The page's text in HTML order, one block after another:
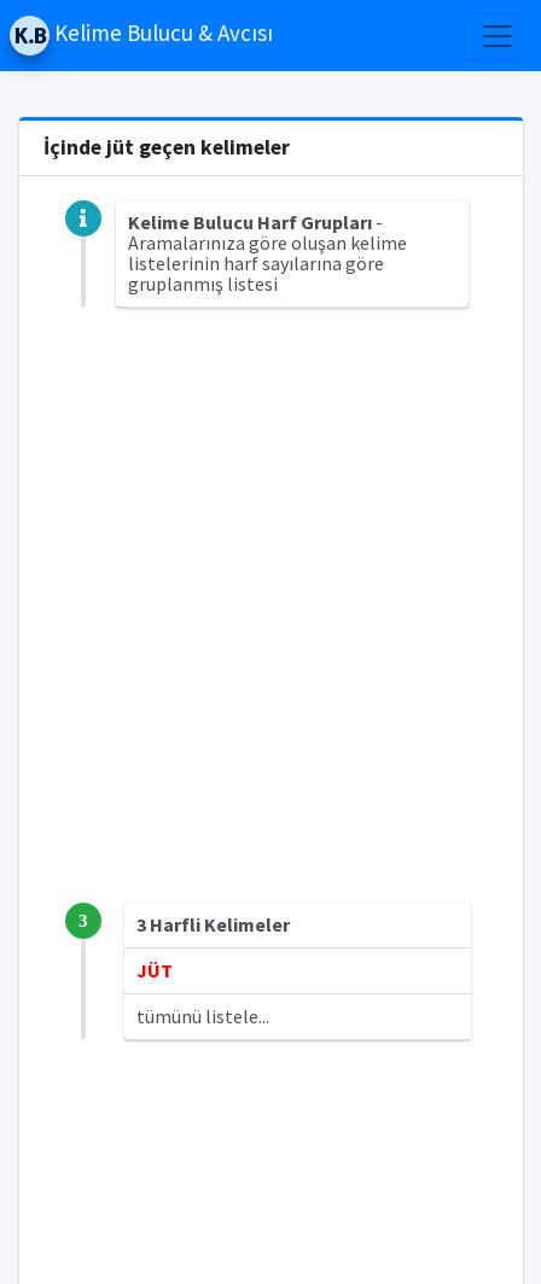
Kelime Bulucu & Avcısı
İçinde jüt geçen kelimeler
Kelime Bulucu Harf Grupları-
Aramalarınıza göre oluşan kelime
listelerinin harf sayılarına göre
gruplanmış listesi
3
3 Harfli Kelimeler
JÜT
tümünü listele...